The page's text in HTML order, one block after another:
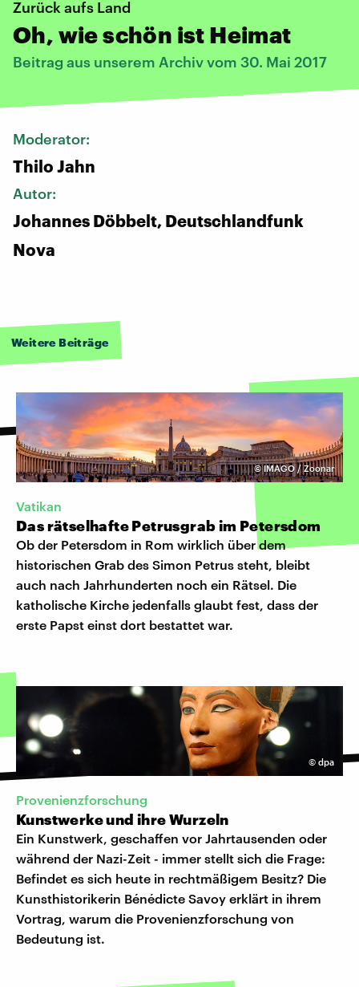
Zurück aufs Land
Oh, wie schön ist Heimat
Beitrag aus unserem Archiv vom 30. Mai 2017
Moderator:
Thilo Jahn
Autor:
Johannes Döbbelt, Deutschlandfunk
Nova
Weitere Beiträge
©IMAGO / Zoonar
Vatikan
Das rätselhafte Petrusgrab im Petersdom
Ob der Petersdom in Rom wirklich über dem
historischen Grab des Simon Petrus steht, bleibt
auch nach Jahrhunderten noch ein Rätsel. Die
katholische Kirche jedenfalls glaubt fest, dass der
erste Papst einst dort bestattet war.
© dpa
Provenienzforschung
Kunstwerke und ihre Wurzeln
Ein Kunstwerk, geschaffen vor Jahrtausenden oder
während der Nazi-Zeit - immer stellt sich die Frage:
Befindet es sich heute in rechtmäßigem Besitz? Die
Kunsthistorikerin Bénédicte Savoy erklärt in ihrem
Vortrag, warum die Provenienzforschung von
Bedeutung ist.